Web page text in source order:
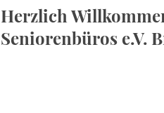
Herzlich
Seniorenbüros e.V.